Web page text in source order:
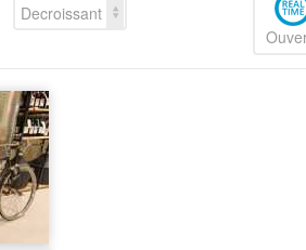
Decroissant